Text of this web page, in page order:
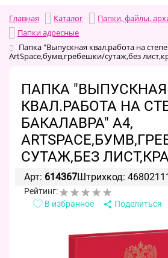
Главная Каталог
Папки, файлы,
Папки адресные
Папка "Выпускная квал.работа на
ArtSpace,бумв,гребешки/сутаж,без
ПАПКА "ВЫПУСКНАЯ
КВАЛ.РАБОТА НА
БАКАЛАВРА" А4,
СУТАЖ,БЕЗ
Арт: 614367Штрихкод:
Рейтинг:
В избранное
Поделиться